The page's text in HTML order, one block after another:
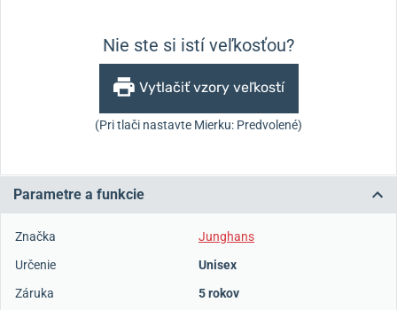
Nie ste si istí veľkosťou?
Vytlačiť vzory veľkostí
(Pri tlači nastavte Mierku: Predvolené)
Parametre a funkcie
Značka
Junghans
Určenie
Unisex
Záruka
5 rokov